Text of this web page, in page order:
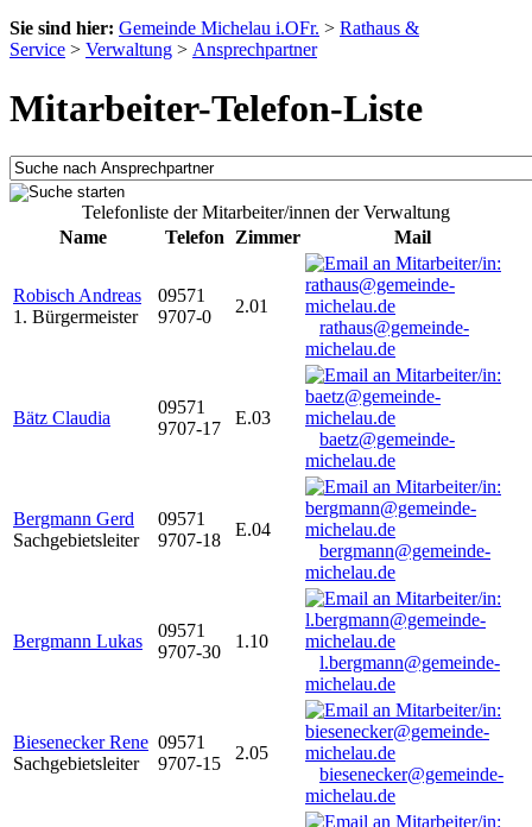
Sie sind hier: Gemeinde Michelau i.OFr. > Rathaus &
Service > Verwaltung > Ansprechpartner
Mitarbeiter-Telefon-Liste
Telefonliste der Mitarbeiter/innen der Verwaltung
Name
Telefon Zimmer Mail
Robisch Andreas
1. Bürgermeister
09571
9707-0
2.01
rathaus@gemeinde-
michelau.de
Bätz Claudia
09571
9707-17
E.03
baetz@gemeinde-
michelau.de
Bergmann Gerd
Sachgebietsleiter
09571
9707-18
E.04
bergmann@gemeinde-
michelau.de
Bergmann Lukas
09571
9707-30
1.10
l.bergmann@gemeinde-
michelau.de
Biesenecker Rene
Sachgebietsleiter
09571
9707-15
2.05
biesenecker@gemeinde-
michelau.de